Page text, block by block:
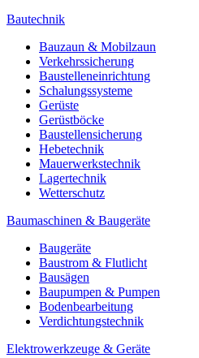
Bautechnik
Bauzaun & Mobilzaun
Verkehrssicherung
Baustelleneinrichtung
Schalungssysteme
Gerüste
Gerüstböcke
Baustellensicherung
Hebetechnik
Mauerwerkstechnik
Lagertechnik
Wetterschutz
Baumaschinen & Baugeräte
Baugeräte
Baustrom & Flutlicht
Bausägen
Baupumpen & Pumpen
Bodenbearbeitung
Verdichtungstechnik
Elektrowerkzeuge & Geräte